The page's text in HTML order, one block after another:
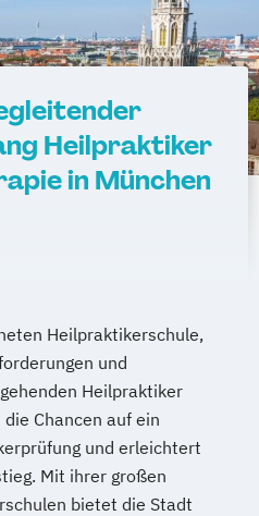
Heilpraktiker
in München
Heilpraktikerschule,
und
Heilpraktiker
Chancen auf ein
und erleichtert
Mit ihrer großen
bietet die Stadt